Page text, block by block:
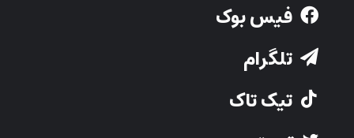
فیس بوک
تلگرام
تیک تاک